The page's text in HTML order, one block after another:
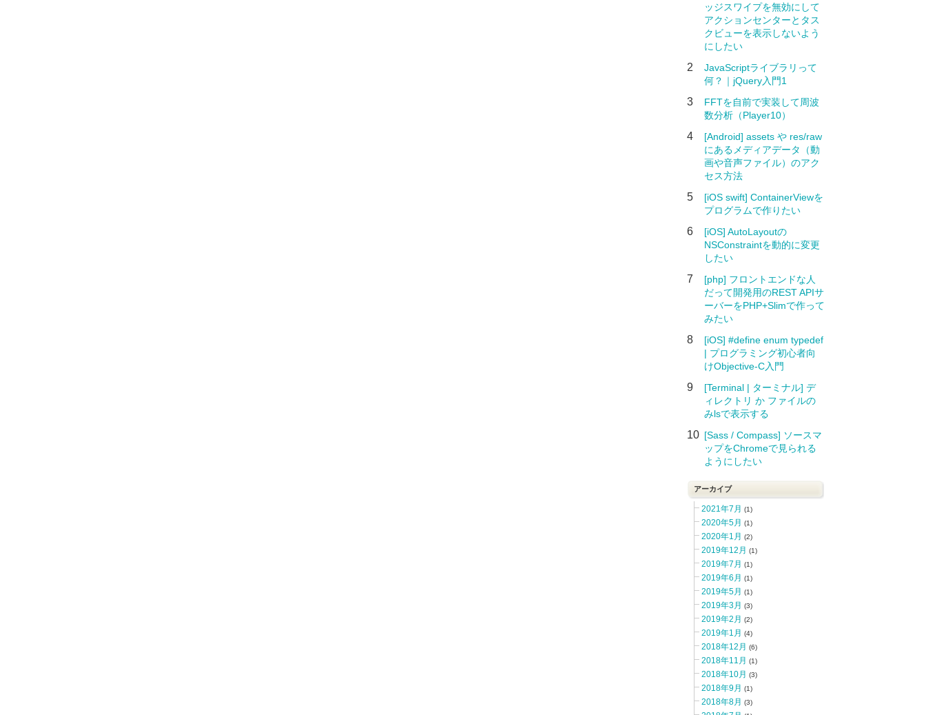
ッジスワイプを無効にして
アクションセンターとタス
クビューを表示しないよう
にしたい
2
JavaScriptライブラリって
何？｜jQuery入門1
3
FFTを自前で実装して周波
数分析（Player10）
4
[Android] assets や res/raw
にあるメディアデータ（動
画や音声ファイル）のアク
セス方法
5
[iOS swift] ContainerViewを
プログラムで作りたい
6
[iOS] AutoLayoutの
NSConstraintを動的に変更
したい
7
[php] フロントエンドな人
だって開発用のREST APIサ
ーバーをPHP+Slimで作って
みたい
8
[iOS] #define enum typedef
| プログラミング初心者向
けObjective-C入門
9
[Terminal | ターミナル] デ
ィレクトリ か ファイルの
みlsで表示する
10 [Sass / Compass] ソースマ
ップをChromeで見られる
ようにしたい
アーカイブ
2021年7月 (1)
2020年5月 (1)
2020年1月 (2)
2019年12月 (1)
2019年7月 (1)
2019年6月 (1)
2019年5月 (1)
2019年3月 (3)
2019年2月 (2)
2019年1月 (4)
2018年12月 (6)
2018年11月 (1)
2018年10月 (3)
2018年9月 (1)
2018年8月 (3)